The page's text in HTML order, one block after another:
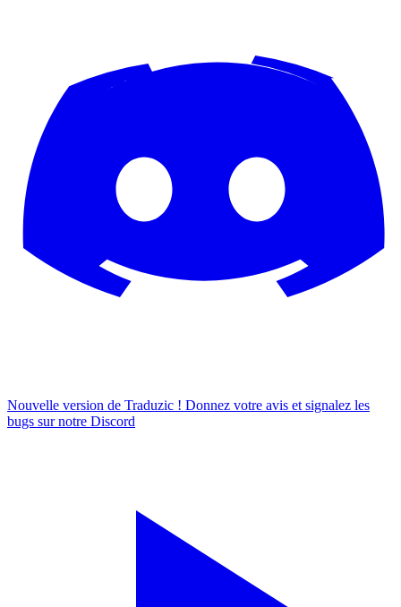
Nouvelle version de Traduzic ! Donnez votre avis et signalez les
bugs sur notre Discord